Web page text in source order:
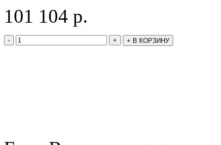
101 104 р.
- + + В КОРЗИНУ